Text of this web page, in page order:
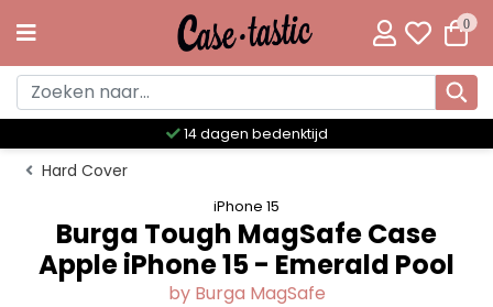
0
Meer dan 300 unieke designs
Hard Cover
iPhone 15
Burga Tough MagSafe Case
Apple iPhone 15 - Emerald Pool
by Burga MagSafe